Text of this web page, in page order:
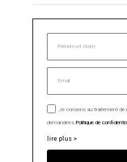
Je consens au traitement de
demandées. Politique de
lire plus >